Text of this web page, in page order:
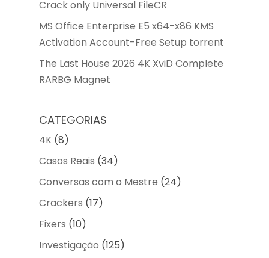
Crack only Universal FileCR
MS Office Enterprise E5 x64-x86 KMS
Activation Account-Free Setup torrent
The Last House 2026 4K XviD Complete
RARBG Magnet
CATEGORIAS
4K(8)
Casos Reais (34)
Conversas com o Mestre (24)
Crackers (17)
Fixers (10)
Investigação (125)